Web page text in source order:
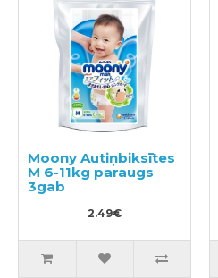
Moony Autiņbiksītes
M 6-11kg paraugs
3gab
2.49€